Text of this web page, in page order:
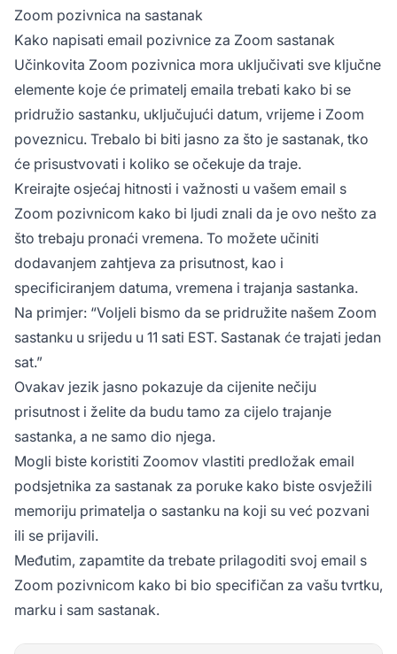
Zoom pozivnica na sastanak
Kako napisati email pozivnice za Zoom sastanak
Učinkovita Zoom pozivnica mora uključivati sve ključne
elemente koje će primatelj emaila trebati kako bi se
pridružio sastanku, uključujući datum, vrijeme i Zoom
poveznicu. Trebalo bi biti jasno za što je sastanak, tko
će prisustvovati i koliko se očekuje da traje.
Kreirajte osjećaj hitnosti i važnosti u vašem email s
Zoom pozivnicom kako bi ljudi znali da je ovo nešto za
što trebaju pronaći vremena. To možete učiniti
dodavanjem zahtjeva za prisutnost, kao i
specificiranjem datuma, vremena i trajanja sastanka.
Na primjer: “Voljeli bismo da se pridružite našem Zoom
sastanku u srijedu u 11 sati EST. Sastanak će trajati jedan
sat.”
Ovakav jezik jasno pokazuje da cijenite nečiju
prisutnost i želite da budu tamo za cijelo trajanje
sastanka, a ne samo dio njega.
Mogli biste koristiti Zoomov vlastiti predložak email
podsjetnika za sastanak za poruke kako biste osvježili
memoriju primatelja o sastanku na koji su već pozvani
ili se prijavili.
Međutim, zapamtite da trebate prilagoditi svoj email s
Zoom pozivnicom kako bi bio specifičan za vašu tvrtku,
marku i sam sastanak.